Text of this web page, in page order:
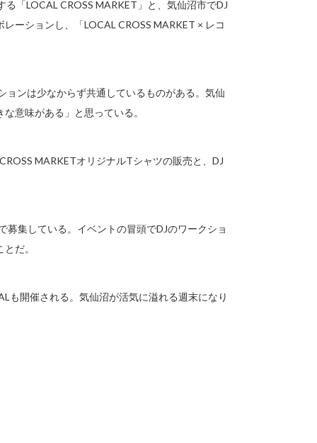
「LOCAL CROSS MARKET」と、気仙沼市でDJ
ーションし、「LOCAL CROSS MARKET × レコ
ョンは少なからず共通しているものがある。気仙
意味がある」と思っている。
MARKETオリジナルTシャツの販売と、DJ
集している。イベントの冒頭でDJのワークショ
だ。
も開催される。気仙沼が活気に溢れる週末になり